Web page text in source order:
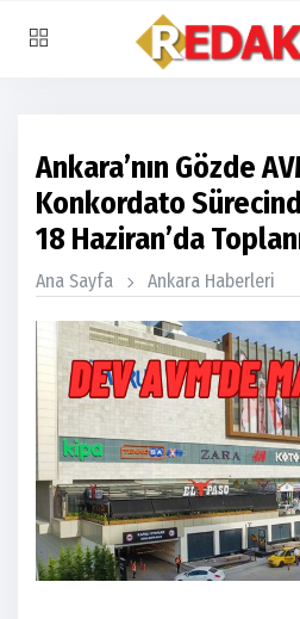
Ankara’nın Gözde
Konkordato
18 Haziran’da
Ana Sayfa Ankara Haberleri